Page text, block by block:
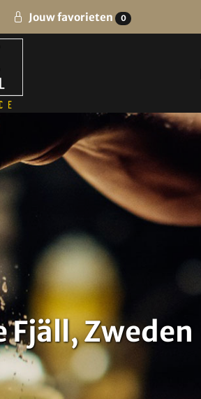
Jouw favorieten 0
Zweden